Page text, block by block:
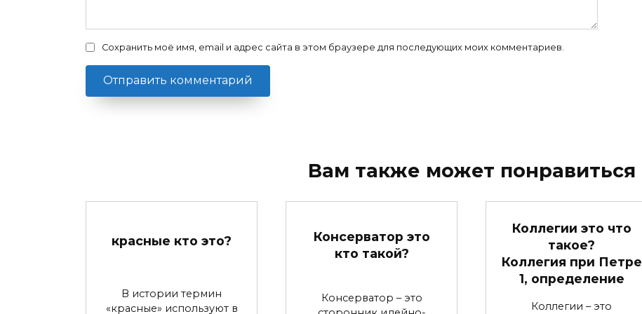
Сохранить моё имя, email и адрес сайта в этом браузере для последующих моих комментариев.
Вам также может понравиться
красные кто это?
В истории термин
«красные» используют в
Консерватор это
кто такой?
Консерватор – это
Коллегии это что
такое?
Коллегия при Петре
1, определение
Коллегии – это